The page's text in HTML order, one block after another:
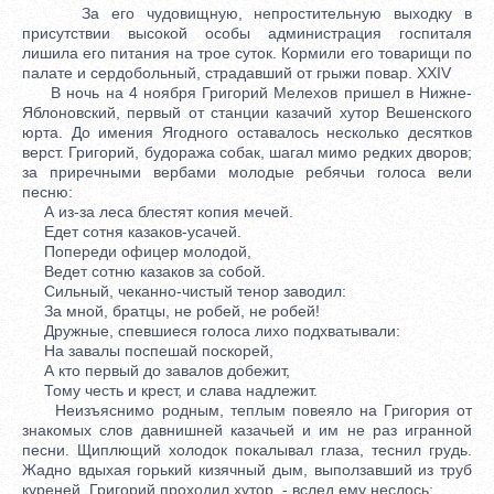
За его чудовищную, непростительную выходку в
присутствии высокой особы администрация госпиталя
лишила его питания на трое суток. Кормили его товарищи по
палате и сердобольный, страдавший от грыжи повар. XXIV
В ночь на 4 ноября Григорий Мелехов пришел в Нижне-
Яблоновский, первый от станции казачий хутор Вешенского
юрта. До имения Ягодного оставалось несколько десятков
верст. Григорий, будоража собак, шагал мимо редких дворов;
за приречными вербами молодые ребячьи голоса вели
песню:
А из-за леса блестят копия мечей.
Едет сотня казаков-усачей.
Попереди офицер молодой,
Ведет сотню казаков за собой.
Сильный, чеканно-чистый тенор заводил:
За мной, братцы, не робей, не робей!
Дружные, спевшиеся голоса лихо подхватывали:
На завалы поспешай поскорей,
А кто первый до завалов добежит,
Тому честь и крест, и слава надлежит.
Неизъяснимо родным, теплым повеяло на Григория от
знакомых слов давнишней казачьей и им не раз игранной
песни. Щиплющий холодок покалывал глаза, теснил грудь.
Жадно вдыхая горький кизячный дым, выползавший из труб
куреней, Григорий проходил хутор, - вслед ему неслось: